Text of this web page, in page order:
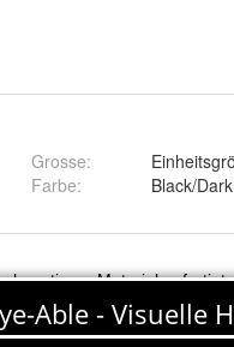
Grosse:
Farbe: Black/